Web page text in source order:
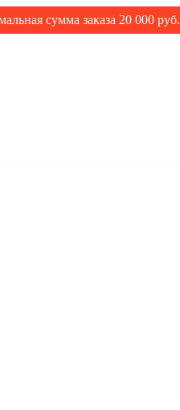
сумма заказа 20 000 руб.